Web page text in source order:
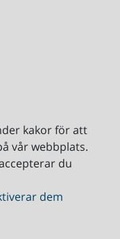
kakor för att
vår webbplats.
du
dem